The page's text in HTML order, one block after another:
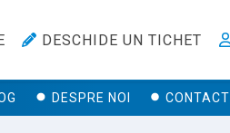
DESCHIDE UN TICHET
DESPRE NOI CONTACT